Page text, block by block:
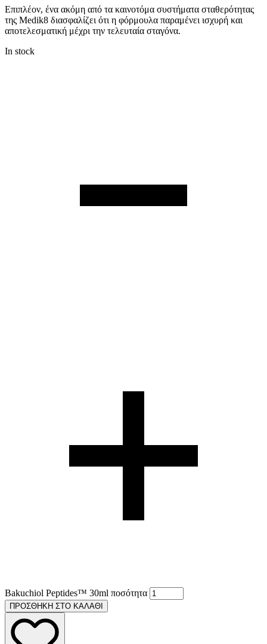
Επιπλέον, ένα ακόμη από τα καινοτόμα συστήματα σταθερότητας
της Medik8 διασφαλίζει ότι η φόρμουλα παραμένει ισχυρή και
αποτελεσματική μέχρι την τελευταία σταγόνα.
In stock
Bakuchiol Peptides™ 30ml ποσότητα
ΠΡΟΣΘΗΚΗ ΣΤΟ ΚΑΛΑΘΙ